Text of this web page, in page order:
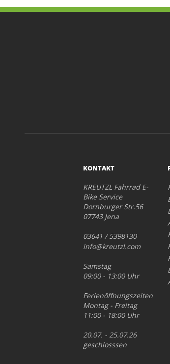
KONTAKT
KREUTZL Fahrrad E-
Bike Service
Dornburger Str.56
07743 Jena
03641 / 5398130
info@kreutzl.com
Samstag
09:00 - 13:00 Uhr
Ferienöffnungszeiten
Montag - Freitag
11:00 - 18:00 Uhr
20.07. - 25.07.26
geschlosssen